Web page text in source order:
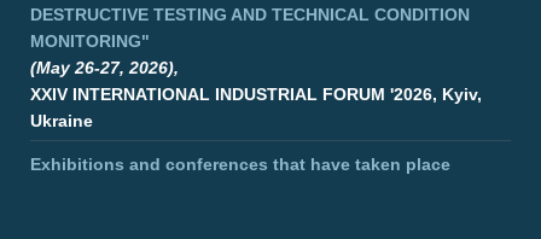
DESTRUCTIVE TESTING AND TECHNICAL CONDITION
MONITORING"
(May 26-27, 2026),
XXIV INTERNATIONAL INDUSTRIAL FORUM '2026, Kyiv,
Ukraine
Exhibitions and conferences that have taken place